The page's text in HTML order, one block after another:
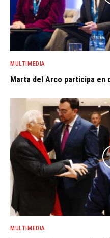
MULTIMEDIA
Marta del Arco participa en
MULTIMEDIA